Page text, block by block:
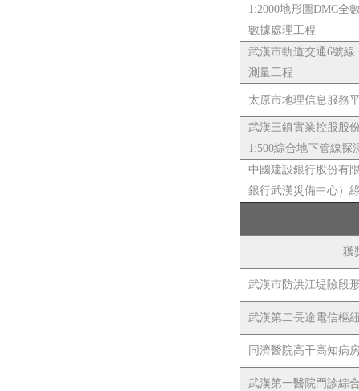
1:2000地形圖DMC全
數據處理工程
武漢市軌道交通6號線
測量工程
太原市地理信息服務
武漢三鎮實業控股股
1:500綜合地下管線探
中國建設銀行股份有
銀行武漢災備中心）
獲
武漢市防洪江堤險段
武漢第二長途電信樞
同濟醫院高干高知病
武漢第一醫院門診綜